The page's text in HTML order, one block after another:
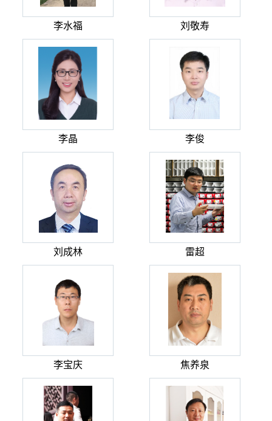
李水福 刘敬寿
李晶 李俊
刘成林 雷超
李宝庆 焦养泉